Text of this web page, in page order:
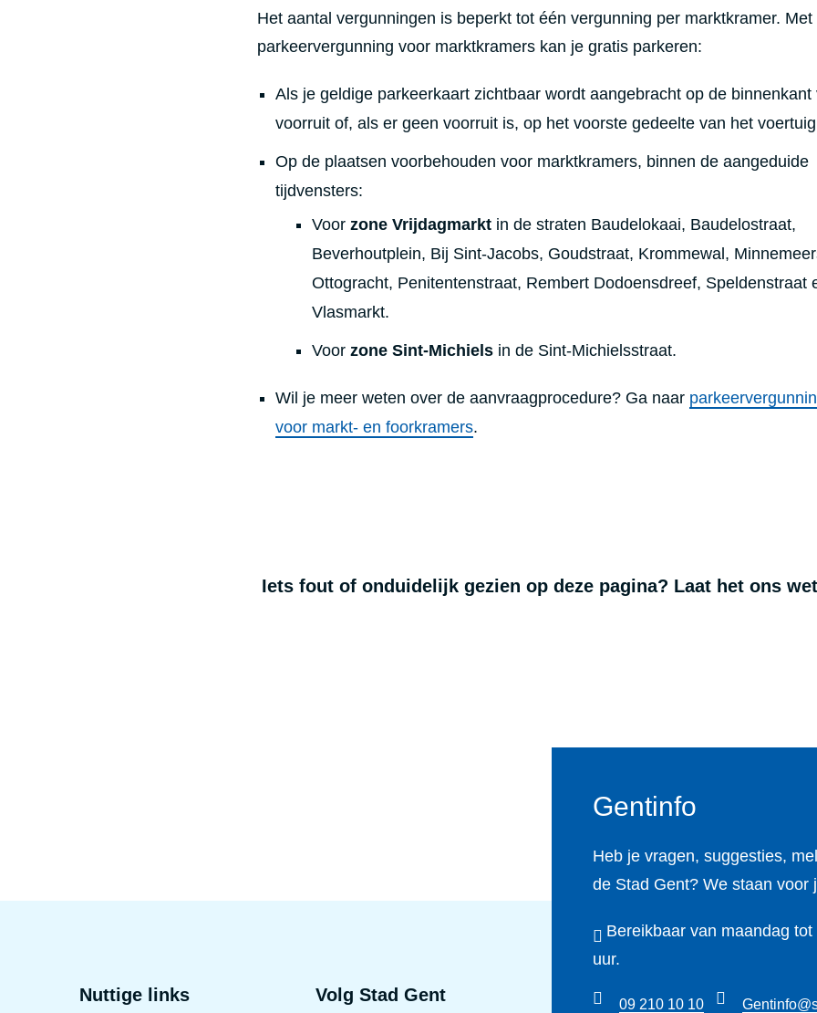
Het aantal vergunningen is beperkt tot één vergunning per marktkramer. Met
parkeervergunning voor marktkramers kan je gratis parkeren:
Als je geldige parkeerkaart zichtbaar wordt aangebracht op de binnenkant
voorruit of, als er geen voorruit is, op het voorste gedeelte van het
Op de plaatsen voorbehouden voor marktkramers, binnen de aangeduide
tijdvensters:
Voor zone Vrijdagmarkt in de straten Baudelokaai, Baudelostraat,
Beverhoutplein, Bij Sint-Jacobs, Goudstraat, Krommewal,
Ottogracht, Penitentenstraat, Rembert Dodoensdreef, Speldenstraat
Vlasmarkt.
Voor zone Sint-Michiels in de Sint-Michielsstraat.
Wil je meer weten over de aanvraagprocedure? Ga naar
voor markt- en foorkramers.
Iets fout of onduidelijk gezien op deze pagina? Laat het ons
Gentinfo
Heb je vragen, suggesties,
de Stad Gent? We staan voor
Bereikbaar van maandag
uur.
09 210 10 10
Nuttige links Volg Stad Gent